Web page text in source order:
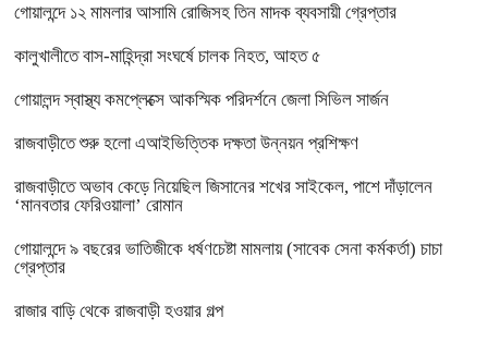
গোয়ালন্দে ১২ মামলার আসামি রোজিসহ তিন মাদক ব্যবসায়ী গ্রেপ্তার
কালুখালীতে বাস-মাহিন্দ্রা সংঘর্ষে চালক নিহত, আহত ৫
গোয়ালন্দ স্বাস্থ্য কমপ্লেক্সে আকস্মিক পরিদর্শনে জেলা সিভিল সার্জন
রাজবাড়ীতে শুরু হলো এআইভিত্তিক দক্ষতা উন্নয়ন প্রশিক্ষণ
রাজবাড়ীতে অভাব কেড়ে নিয়েছিল জিসানের শখের সাইকেল, পাশে দাঁড়ালেন
‘মানবতার ফেরিওয়ালা’ রোমান
গোয়ালন্দে ৯ বছরের ভাতিজীকে ধর্ষণচেষ্টা মামলায় (সাবেক সেনা কর্মকর্তা) চাচা
গ্রেপ্তার
রাজার বাড়ি থেকে রাজবাড়ী হওয়ার গল্প